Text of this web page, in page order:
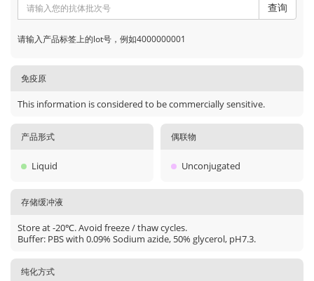
查询
请输入产品标签上的lot号，例如4000000001
免疫原
This information is considered to be commercially sensitive.
产品形式
Liquid
偶联物
Unconjugated
存储缓冲液
Store at -20℃. Avoid freeze / thaw cycles.
Buffer: PBS with 0.09% Sodium azide, 50% glycerol, pH7.3.
纯化方式